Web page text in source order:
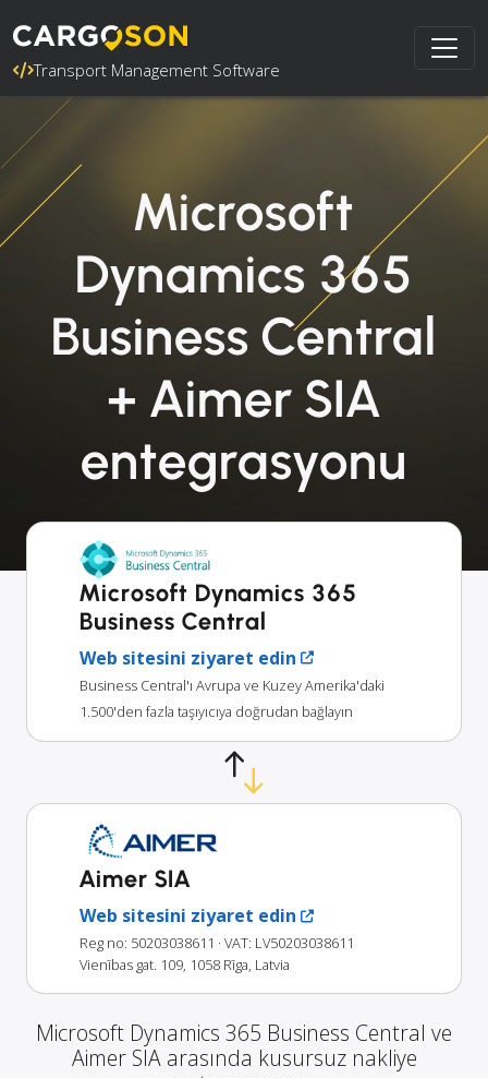
Transport Management Software
Microsoft
Dynamics 365
Business Central
+ Aimer SIA
entegrasyonu
Microsoft Dynamics 365
Business Central
Web sitesini ziyaret edin
Business Central'ı Avrupa ve Kuzey Amerika'daki
1.500'den fazla taşıyıcıya doğrudan bağlayın
Aimer SIA
Web sitesini ziyaret edin
Reg no: 50203038611 · VAT: LV50203038611
Vienības gat. 109, 1058 Rīga, Latvia
Microsoft Dynamics 365 Business Central ve
Aimer SIA arasında kusursuz nakliye